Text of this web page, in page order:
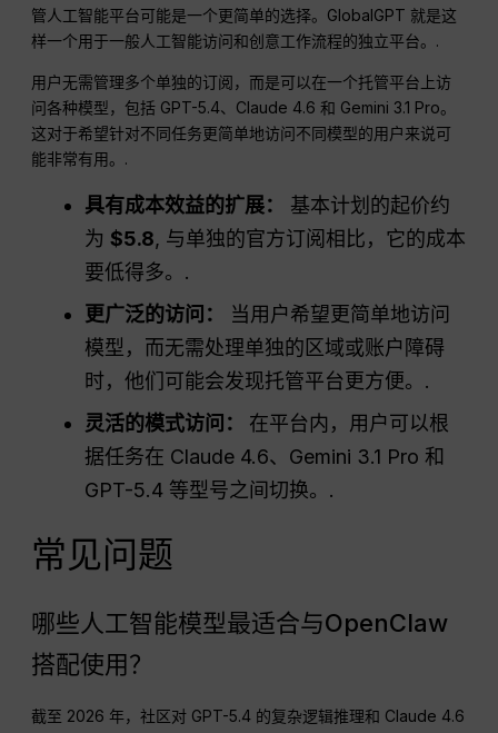
管人工智能平台可能是一个更简单的选择。GlobalGPT 就是这
样一个用于一般人工智能访问和创意工作流程的独立平台。.
用户无需管理多个单独的订阅，而是可以在一个托管平台上访
问各种模型，包括 GPT-5.4、Claude 4.6 和 Gemini 3.1 Pro。
这对于希望针对不同任务更简单地访问不同模型的用户来说可
能非常有用。.
具有成本效益的扩展：
基本计划的起价约
为$5.8, 与单独的官方订阅相比，它的成本
要低得多。.
更广泛的访问：
当用户希望更简单地访问
模型，而无需处理单独的区域或账户障碍
时，他们可能会发现托管平台更方便。.
灵活的模式访问： 在平台内，用户可以根
据任务在 Claude 4.6、Gemini 3.1 Pro 和
GPT-5.4 等型号之间切换。.
常见问题
哪些人工智能模型最适合与OpenClaw
搭配使用？
截至 2026 年，社区对 GPT-5.4 的复杂逻辑推理和 Claude 4.6